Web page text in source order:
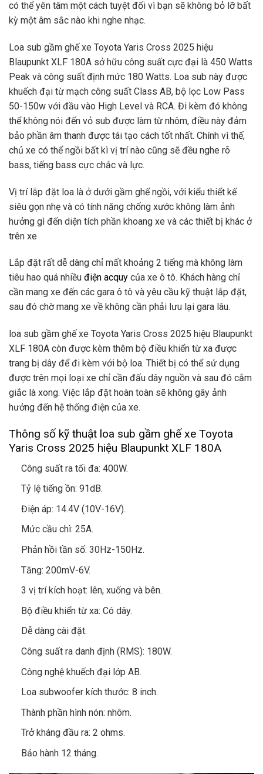
có thể yên tâm một cách tuyệt đối vì bạn sẽ không bỏ lỡ bất
kỳ một âm sắc nào khi nghe nhạc.
Loa sub gầm ghế xe Toyota Yaris Cross 2025 hiệu
Blaupunkt XLF 180A sở hữu công suất cực đại là 450 Watts
Peak và công suất định mức 180 Watts. Loa sub này được
khuếch đại từ mạch công suất Class AB, bộ lọc Low Pass
50-150w với đầu vào High Level và RCA. Đi kèm đó không
thể không nói đến vỏ sub được làm từ nhôm, điều này đảm
bảo phần âm thanh được tái tạo cách tốt nhất. Chính vì thế,
chủ xe có thể ngồi bất kì vị trí nào cũng sẽ đều nghe rõ
bass, tiếng bass cực chắc và lực.
Vị trí lắp đặt loa là ở dưới gầm ghế ngồi, với kiểu thiết kế
siêu gọn nhẹ và có tính năng chống xước không làm ảnh
hưởng gì đến diện tích phần khoang xe và các thiết bị khác ở
trên xe
Lắp đặt rất dễ dàng chỉ mất khoảng 2 tiếng mà không làm
tiêu hao quá nhiều điện acquy của xe ô tô. Khách hàng chỉ
cần mang xe đến các gara ô tô và yêu cầu kỹ thuật lắp đặt,
sau đó chờ mang xe về không cần phải lưu lại gara lâu.
loa sub gầm ghế xe Toyota Yaris Cross 2025 hiệu Blaupunkt
XLF 180A còn được kèm thêm bộ điều khiển từ xa được
trang bị dây để đi kèm với bộ loa. Thiết bị có thể sử dụng
được trên mọi loại xe chỉ cần đấu dây nguồn và sau đó cắm
giắc là xong. Việc lắp đặt hoàn toàn sẽ không gây ảnh
hưởng đến hệ thống điện của xe.
Thông số kỹ thuật loa sub gầm ghế xe Toyota
Yaris Cross 2025 hiệu Blaupunkt XLF 180A
Công suất ra tối đa: 400W.
Tỷ lệ tiếng ồn: 91dB.
Điện áp: 14.4V (10V-16V).
Mức cầu chì: 25A.
Phản hồi tần số: 30Hz-150Hz.
Tăng: 200mV-6V.
3 vị trí kích hoạt: lên, xuống và bên.
Bộ điều khiển từ xa: Có dây.
Dễ dàng cài đặt.
Công suất ra danh định (RMS): 180W.
Công nghệ khuếch đại lớp AB.
Loa subwoofer kích thước: 8 inch.
Thành phần hình nón: nhôm.
Trở kháng đầu ra: 2 ohms.
Bảo hành 12 tháng.